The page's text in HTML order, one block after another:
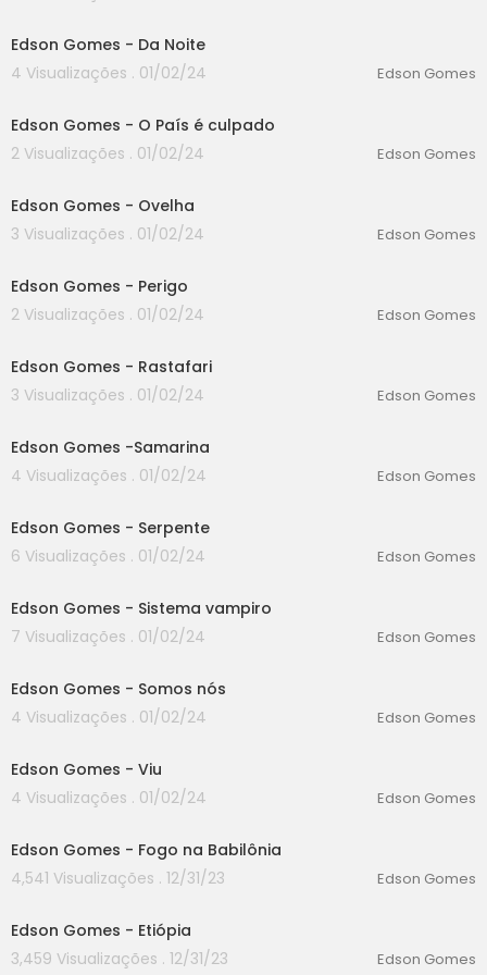
Edson Gomes - Da Noite
4 Visualizações . 01/02/24
Edson Gomes
Edson Gomes - O País é culpado
2 Visualizações . 01/02/24
Edson Gomes
Edson Gomes - Ovelha
3 Visualizações . 01/02/24
Edson Gomes
Edson Gomes - Perigo
2 Visualizações . 01/02/24
Edson Gomes
Edson Gomes - Rastafari
3 Visualizações . 01/02/24
Edson Gomes
Edson Gomes -Samarina
4 Visualizações . 01/02/24
Edson Gomes
Edson Gomes - Serpente
6 Visualizações . 01/02/24
Edson Gomes
Edson Gomes - Sistema vampiro
7 Visualizações . 01/02/24
Edson Gomes
Edson Gomes - Somos nós
4 Visualizações . 01/02/24
Edson Gomes
Edson Gomes - Viu
4 Visualizações . 01/02/24
Edson Gomes
Edson Gomes - Fogo na Babilônia
4,541 Visualizações . 12/31/23
Edson Gomes
Edson Gomes - Etiópia
3,459 Visualizações . 12/31/23
Edson Gomes